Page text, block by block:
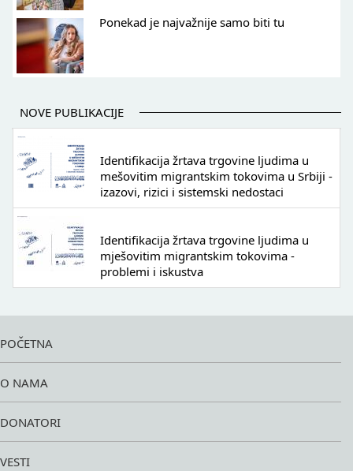
Ponekad je najvažnije samo biti tu
NOVE PUBLIKACIJE
Identifikacija žrtava trgovine ljudima u
mešovitim migrantskim tokovima u Srbiji -
izazovi, rizici i sistemski nedostaci
Identifikacija žrtava trgovine ljudima u
mješovitim migrantskim tokovima -
problemi i iskustva
POČETNA
O NAMA
DONATORI
VESTI